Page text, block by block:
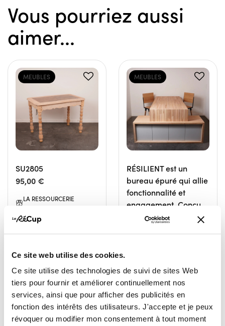
Ce site web utilise des cookies.
Ce site utilise des technologies de suivi de sites Web
tiers pour fournir et améliorer continuellement nos
services, ainsi que pour afficher des publicités en
fonction des intérêts des utilisateurs. J'accepte et je peux
révoquer ou modifier mon consentement à tout moment
Vous pourriez aussi
aimer...
MEUBLES
SU2805
95,00 €
LA RESSOURCERIE
NAMUR
MEUBLES
RÉSILIENT est un
bureau épuré qui allie
fonctionnalité et
engagement. Conçu
et fabriqué dans notre
ligne sobre et
élégante.
2 970,00 €
LA RESSOURCERIE